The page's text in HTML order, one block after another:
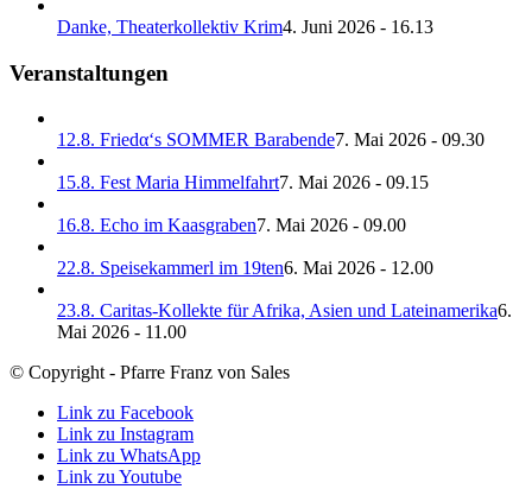
Danke, Theaterkollektiv Krim4. Juni 2026 - 16.13
Veranstaltungen
12.8. Friedα‘s SOMMER Barabende7. Mai 2026 - 09.30
15.8. Fest Maria Himmelfahrt7. Mai 2026 - 09.15
16.8. Echo im Kaasgraben7. Mai 2026 - 09.00
22.8. Speisekammerl im 19ten6. Mai 2026 - 12.00
23.8. Caritas-Kollekte für Afrika, Asien und Lateinamerika6.
Mai 2026 - 11.00
© Copyright - Pfarre Franz von Sales
Link zu Facebook
Link zu Instagram
Link zu WhatsApp
Link zu Youtube